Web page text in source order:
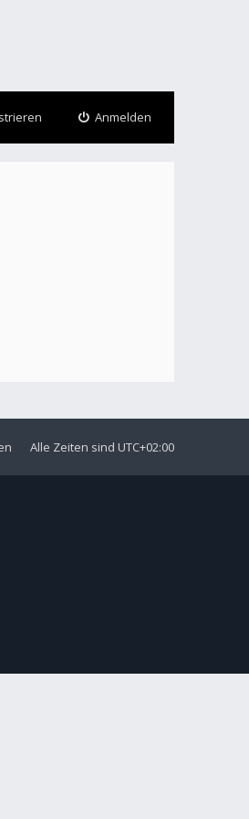
Anmelden
Alle Zeiten sind UTC+02:00